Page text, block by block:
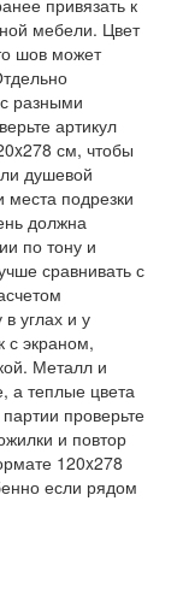
привязать к
мебели. Цвет
шов может
разными
артикул
см, чтобы
душевой
места подрезки
должна
по тону и
сравнивать с
в углах и у
с экраном,
Металл и
а теплые цвета
проверьте
и повтор
120x278
если рядом